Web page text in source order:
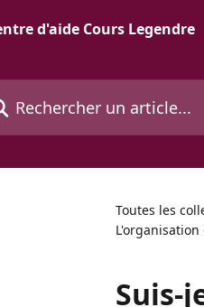
un article...
Toutes les
L'organisation
Suis-